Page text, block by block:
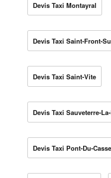
Devis Taxi Montayral
Devis Taxi Saint-Front-
Devis Taxi Saint-Vite
Devis Taxi Sauveterre-
Devis Taxi Pont-Du-Casse